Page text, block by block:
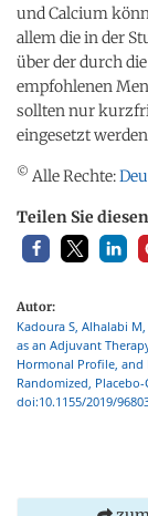
und Calcium
allem die in der
über der durch die
empfohlenen
sollten nur
eingesetzt
© Alle Rechte:
Teilen Sie
Autor:
Kadoura S, Alhalabi
as an Adjuvant
Hormonal Profile, and
Randomized,
doi:10.1155/2019/